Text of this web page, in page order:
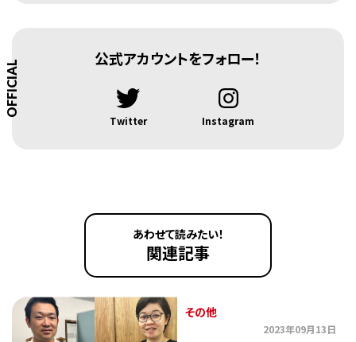
OFFICIAL
公式アカウントをフォロー！
Twitter Instagram
あわせて読みたい！
関連記事
その他
2023年09月13日